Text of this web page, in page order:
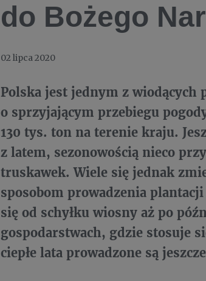
do Bożego
02 lipca 2020
Polska jest jednym z wiodących
o sprzyjającym przebiegu
130 tys. ton na terenie kraju.
z latem, sezonowością nieco
truskawek. Wiele się jednak
sposobom prowadzenia
się od schyłku wiosny aż po
gospodarstwach, gdzie stosuje
ciepłe lata prowadzone są